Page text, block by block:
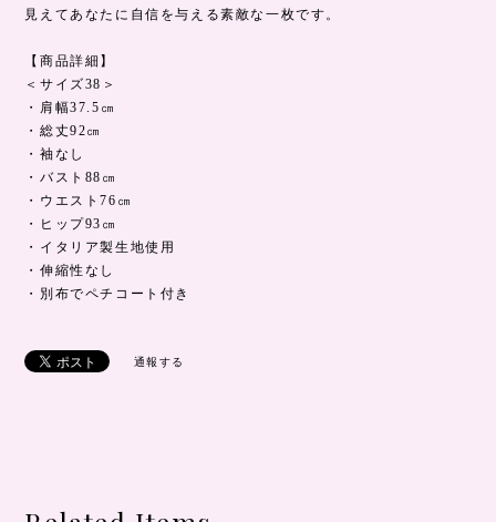
見えてあなたに自信を与える素敵な一枚です。
【商品詳細】
＜サイズ38＞
・肩幅37.5㎝
・総丈92㎝
・袖なし
・バスト88㎝
・ウエスト76㎝
・ヒップ93㎝
・イタリア製生地使用
・伸縮性なし
・別布でペチコート付き
通報する